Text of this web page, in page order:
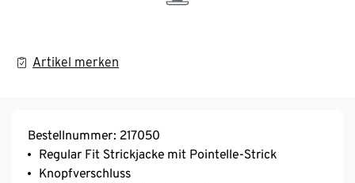
Artikel merken
Bestellnummer: 217050
Regular Fit Strickjacke mit Pointelle-Strick
Knopfverschluss